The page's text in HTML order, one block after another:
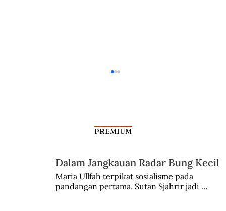
Kontestasi Narasi Historis di Balik
PREMIUM
Dalam Jangkauan Radar Bung Kecil
Maria Ullfah terpikat sosialisme pada
pandangan pertama. Sutan Sjahrir jadi